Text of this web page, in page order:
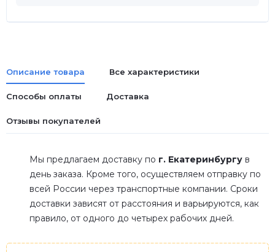
Описание товара Все характеристики
Способы оплаты Доставка
Отзывы покупателей
Мы предлагаем доставку по г. Екатеринбургу в
день заказа. Кроме того, осуществляем отправку по
всей России через транспортные компании. Сроки
доставки зависят от расстояния и варьируются, как
правило, от одного до четырех рабочих дней.